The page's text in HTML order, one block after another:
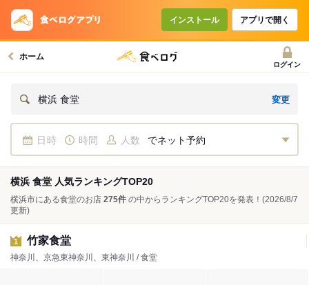
インストール アプリで開く
ホーム
ログイン
横浜 食堂 変更
日時 時間 人数 でネット予約
横浜 食堂 人気ランキングTOP20
横浜市にある食堂のお店 275件 の中からランキングTOP20を発表！ (2026/8/7
更新)
1 竹家食堂
神奈川、京急東神奈川、東神奈川 / 食堂